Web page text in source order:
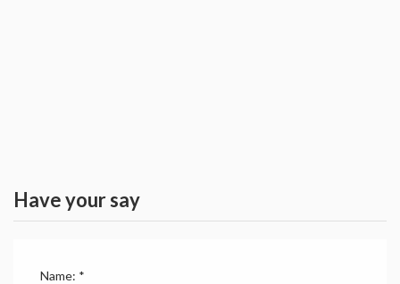
Have your say
Name: *